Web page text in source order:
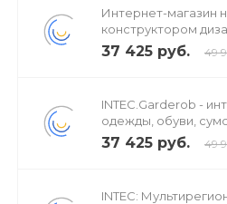
Интернет-магазин
конструктором
37 425 руб. 49
INTEC.Garderob -
одежды, обуви,
аксессуаров
37 425 руб. 49
INTEC: